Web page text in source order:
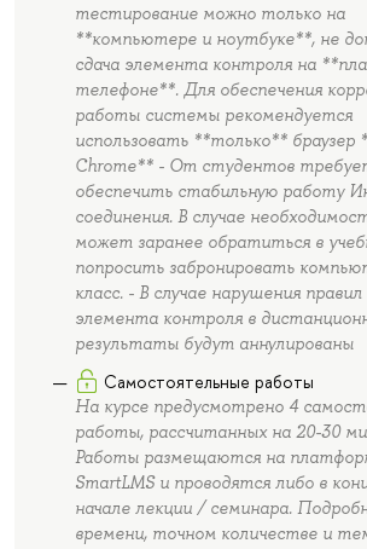
тестирование можно только на
**компьютере и ноутбуке**, не
сдача элемента контроля на
телефоне**. Для обеспечения
работы системы рекомендуется
использовать **только** браузер
Chrome** - От студентов
обеспечить стабильную работу
соединения. В случае
может заранее обратиться в
попросить забронировать
класс. - В случае нарушения
элемента контроля в
результаты будут аннулированы
Самостоятельные работы
На курсе предусмотрено 4
работы, рассчитанных на 20-30
Работы размещаются на
SmartLMS и проводятся либо в
начале лекции / семинара.
времени, точном количестве и